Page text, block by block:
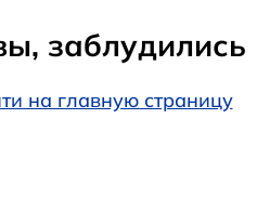
заблудились
на главную страницу